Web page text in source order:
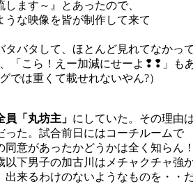
ます～』とあったので、
な映像を皆が制作して来て
バタして、ほとんど見れてなかって
「こら！えー加減にせーよ❢❢」もあ
では重くて載せれないやん?）
員「丸坊主」 にしていた。その理由
た。試合前日にはコーチルームで
意があったかどうかは全く知らん！
下男子の加古川はメチャクチャ強か
来るわけのないようなものを・・だ